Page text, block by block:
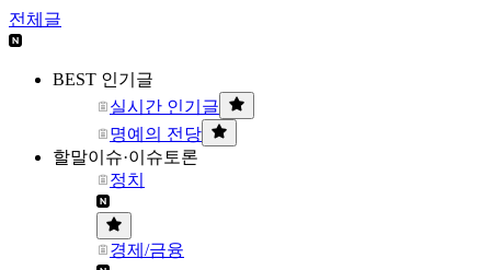
전체글
BEST 인기글
실시간 인기글
명예의 전당
할말이슈·이슈토론
정치
경제/금융